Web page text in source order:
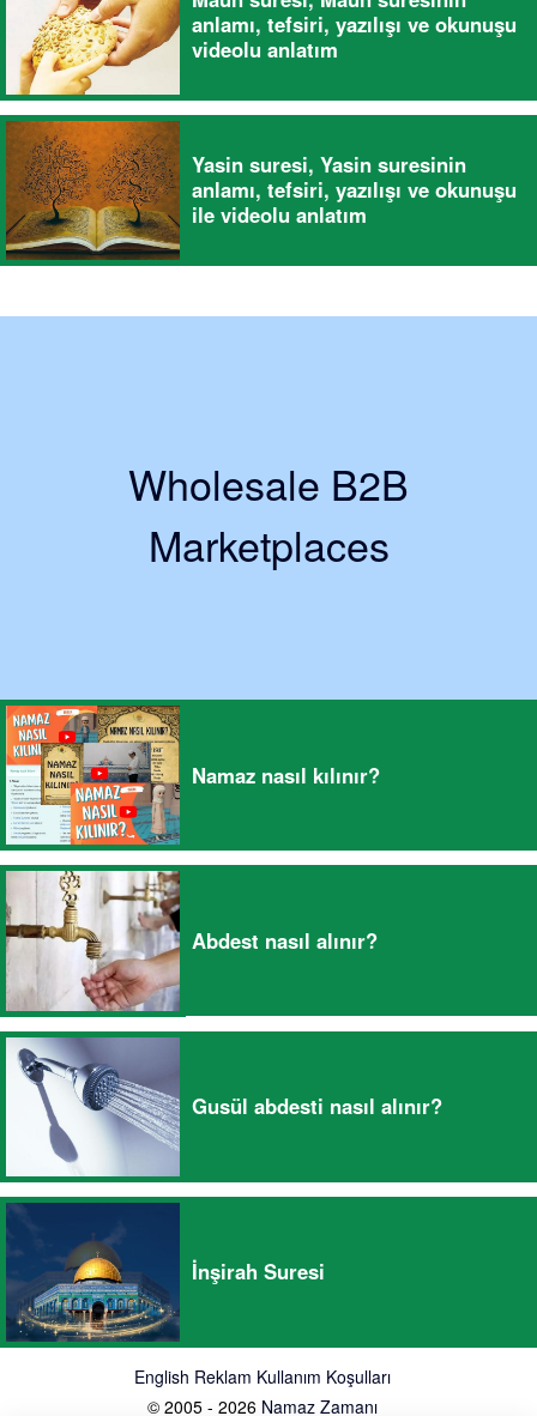
anlamı, tefsiri, yazılışı ve okunuşu
videolu anlatım
Yasin suresi, Yasin suresinin
anlamı, tefsiri, yazılışı ve okunuşu
ile videolu anlatım
Wholesale B2B
Marketplaces
Namaz nasıl kılınır?
Abdest nasıl alınır?
Gusül abdesti nasıl alınır?
İnşirah Suresi
English Reklam Kullanım Koşulları
© 2005 - 2026 Namaz Zamanı